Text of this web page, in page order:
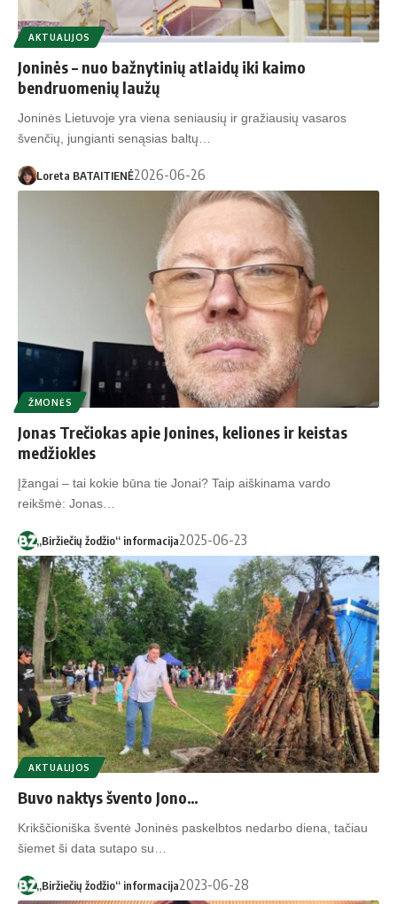
AKTUALIJOS
Joninės – nuo bažnytinių atlaidų iki kaimo
bendruomenių laužų
Joninės Lietuvoje yra viena seniausių ir gražiausių vasaros
švenčių, jungianti senąsias baltų…
Loreta BATAITIENĖ2026-06-26
ŽMONĖS
Jonas Trečiokas apie Jonines, keliones ir keistas
medžiokles
Įžangai – tai kokie būna tie Jonai? Taip aiškinama vardo
reikšmė: Jonas…
„Biržiečių žodžio“ informacija2025-06-23
AKTUALIJOS
Buvo naktys švento Jono…
Krikščioniška šventė Joninės paskelbtos nedarbo diena, tačiau
šiemet ši data sutapo su…
„Biržiečių žodžio“ informacija2023-06-28